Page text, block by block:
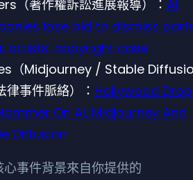
（著作權訴訟進展報導）： AI
lose bid to dismiss
artists’ copyright case
（Midjourney / Stable
律事件脈絡）： Hollywood
On AI, Midjourney And
Diffusion
心事件背景來自你提供的